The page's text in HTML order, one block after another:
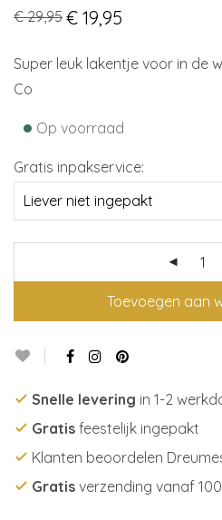
€29,95 Original
price
€ 29,95.
€ 19,95
€ 19,95.
Super leuk lakentje voor in de
Co
• Op voorraad
Gratis inpakservice:
Toevoegen aan
Snelle levering in 1-2
Gratis feestelijk ingepakt
Klanten beoordelen
Gratis verzending vanaf